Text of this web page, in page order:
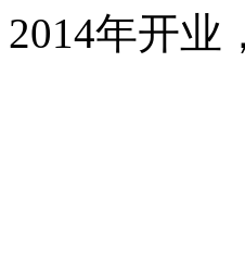
2014年开